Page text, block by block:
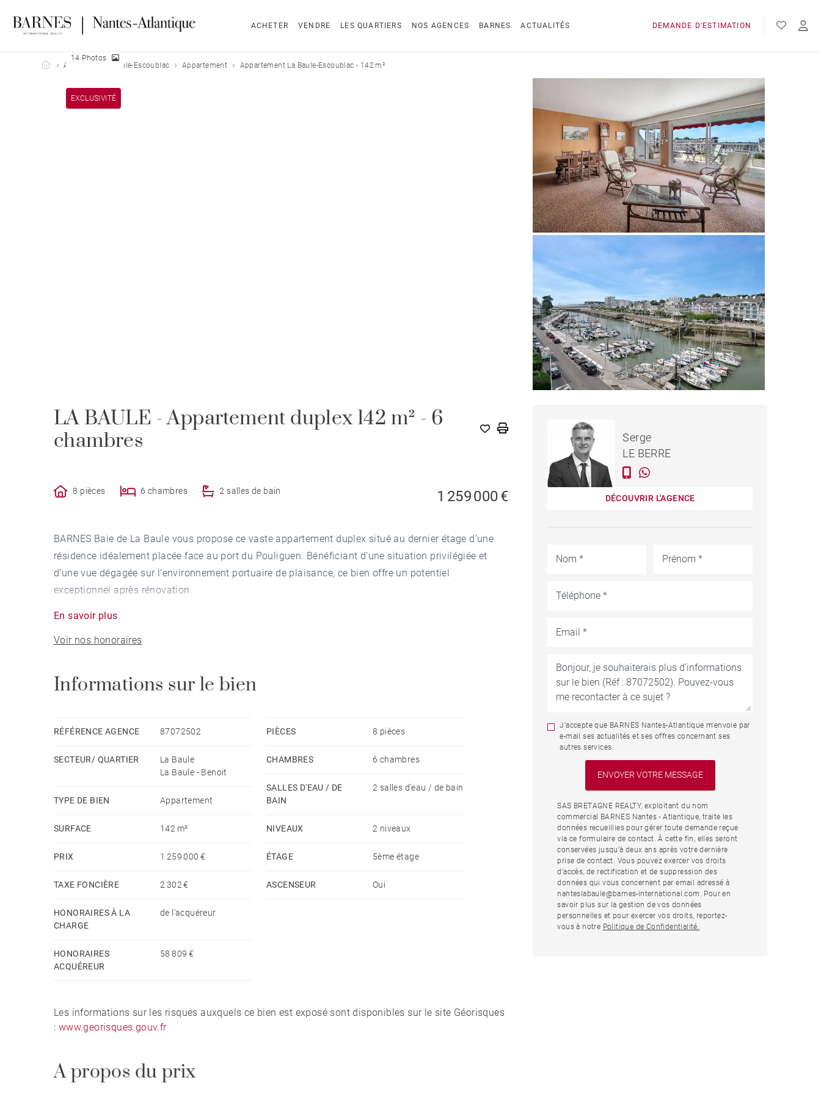
ACHETER VENDRE LES QUARTIERS NOS AGENCES BARNES ACTUALITÉS DEMANDE D'ESTIMATION
Barnes Nantes-Atlantique
Acheter La Baule-Escoublac Appartement Appartement La Baule-Escoublac - 142 m²
EXCLUSIVITÉ
14 Photos
LA BAULE - Appartement duplex 142 m² - 6
chambres
8 pièces 6 chambres 2 salles de bain 1 259 000 €
BARNES Baie de La Baule vous propose ce vaste appartement duplex situé au dernier étage d’une
résidence idéalement placée face au port du Pouliguen. Bénéficiant d’une situation privilégiée et
d’une vue dégagée sur l’environnement portuaire de plaisance, ce bien offre un potentiel
exceptionnel après rénovation.
D’une configuration rare sur le secteur, l’appartement se compose d’un salon ouvrant sur une
agréable terrasse plein ciel, véritable espace extérieur permettant de profiter pleinement du cadre
L’ensemble développe de beaux volumes avec six chambres dont une double et deux cuisines,
secondaire de prestige ou investissement patrimonial.
Entièrement à rénover, ce duplex constitue une opportunité unique de créer un lieu de vie sur mesure
dans l’un des secteurs les plus recherchés de la côte.
Emplacement privilégié face au port du Pouliguen
Terrasse plein ciel
Beaux volumes
Six chambres
Deux cuisines
Appartement entièrement à rénover
Bien rare sur le marché
À proximité immédiate du port, des commerces, des plages et des animations du Pouliguen et de La
Baule, ce bien s’adresse aux acquéreurs en quête d’un projet d’exception dans un cadre de vie
En savoir plus
Voir nos honoraires
Informations sur le bien
RÉFÉRENCE AGENCE 87072502
SECTEUR/ QUARTIER
La Baule
La Baule - Benoit
TYPE DE BIEN Appartement
SURFACE 142 m²
PRIX 1 259 000 €
TAXE FONCIÈRE 2 302 €
HONORAIRES À LA
CHARGE
de l'acquéreur
HONORAIRES
ACQUÉREUR
58 809 €
PIÈCES 8 pièces
CHAMBRES 6 chambres
SALLES D'EAU / DE
BAIN
2 salles d'eau / de bain
NIVEAUX 2 niveaux
ÉTAGE 5ème étage
ASCENSEUR Oui
Les informations sur les risques auxquels ce bien est exposé sont disponibles sur le site Géorisques
: www.georisques.gouv.fr
A propos du prix
APPARTEMENT LA BAULE-
ESCOUBLAC - 142 M²
Serge
LE BERRE
DÉCOUVRIR L'AGENCE
J'accepte que BARNES Nantes-Atlantique m'envoie par
e-mail ses actualités et ses offres concernant ses
autres services.
SAS BRETAGNE REALTY, exploitant du nom
commercial BARNES Nantes - Atlantique, traite les
données recueillies pour gérer toute demande reçue
via ce formulaire de contact. À cette fin, elles seront
conservées jusqu’à deux ans après votre dernière
prise de contact. Vous pouvez exercer vos droits
d'accès, de rectification et de suppression des
données qui vous concernent par email adressé à
nanteslabaule@barnes-international.com. Pour en
savoir plus sur la gestion de vos données
personnelles et pour exercer vos droits, reportez-
vous à notre Politique de Confidentialité.